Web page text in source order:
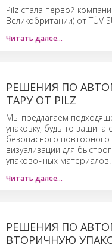
Pilz стала первой
Великобритании) от TÜV
Читать далее…
РЕШЕНИЯ ПО
ТАРУ ОТ PILZ
Мы предлагаем
упаковку, будь то
безопасного повторного
визуализации для
упаковочных материалов.
Читать далее…
РЕШЕНИЯ ПО
ВТОРИЧНУЮ